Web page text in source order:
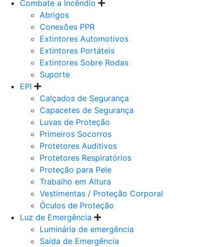
Combate a Incêndio
Abrigos
Conexões PPR
Extintores Automotivos
Extintores Portáteis
Extintores Sobre Rodas
Suporte
EPI
Calçados de Segurança
Capacetes de Segurança
Luvas de Proteção
Primeiros Socorros
Protetores Auditivos
Protetores Respiratórios
Proteção para Pele
Trabalho em Altura
Vestimentas / Proteção Corporal
Óculos de Proteção
Luz de Emergência
Luminária de emergência
Saída de Emergência